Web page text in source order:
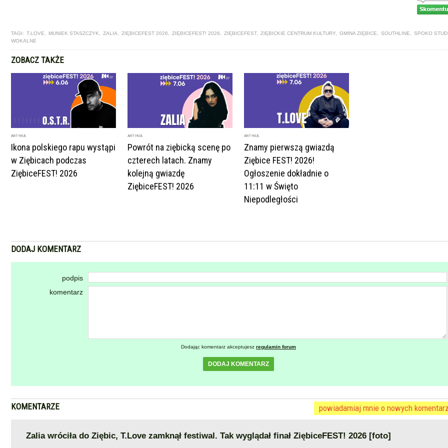
TAGI: T.LOVE MUNIEK STASZCZYK ZALIA ZIĘBICEFEST 2026 ZIĘBICEFEST! 2026 ZIĘBICEFEST, ZIĘBICKIE CENTRUM KULTURY GMINA ZIĘBICE SOUTHLINE
SPOKO
WOKALNE
ZOBACZ TAKŻE
ARTYKUŁ
Ikona polskiego rapu wystąpi
w Ziębicach podczas
ZiębiceFEST! 2026
ARTYKUŁ
Powrót na ziębicką scenę po
czterech latach. Znamy
kolejną gwiazdę
ZiębiceFEST! 2026
ARTYKUŁ
Znamy pierwszą gwiazdą
Ziębice FEST! 2026!
Ogłoszenie dokładnie o
11:11 w Święto
Niepodległości
DODAJ KOMENTARZ
podpis
komentarz
Dodając komentarz akceptujesz regulamin forum
DODAJ KOMENTARZ
KOMENTARZE powiadamiaj mnie o nowych
Zalia wróciła do Ziębic, T.Love zamknął festiwal. Tak wyglądał finał ZiębiceFEST! 2026 [foto]